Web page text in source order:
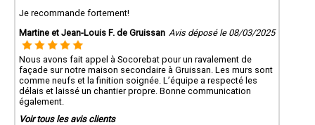
Je recommande fortement!
Martine et Jean-Louis F. de Gruissan Avis déposé le 08/03/2025
Nous avons fait appel à Socorebat pour un ravalement de
façade sur notre maison secondaire à Gruissan. Les murs sont
comme neufs et la finition soignée. L’équipe a respecté les
délais et laissé un chantier propre. Bonne communication
également.
Voir tous les avis clients